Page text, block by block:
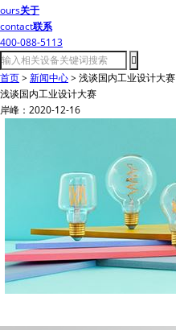
ours关于
contact联系
400-088-5113
首页> 新闻中心> 浅谈国内工业设计大赛
浅谈国内工业设计大赛
岸峰：2020-12-16